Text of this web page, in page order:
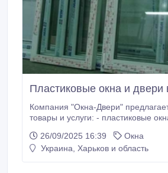
Пластиковые окна и двери
Компания "Окна-Двери"
товары и услуги: - пластиковые окна, -
двери, - жалюзи, - ролеты, - шторы, - маркизы, -
кухни под заказ, - натяжные потолки, - ролетные
26/09/2025 16:39
Окна
Украина, Харьков и область